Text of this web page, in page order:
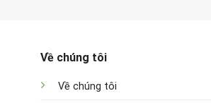
Về chúng tôi
Về chúng tôi